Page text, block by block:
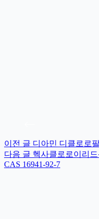
이전 글 디아민 디클로로
다음 글 헥사클로로이리드
CAS 16941-92-7